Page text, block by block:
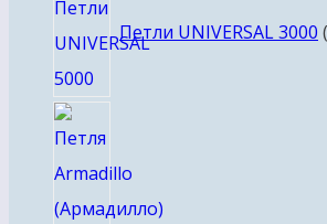
Петли UNIVERSAL 3000